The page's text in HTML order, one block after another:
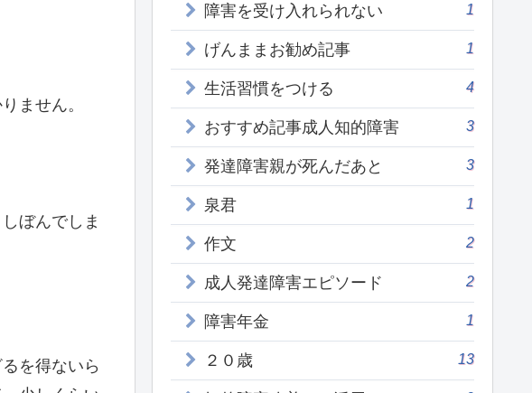
ません。
ぼんでしま
を得ないら
障害を受け入れられない 1
げんままお勧め記事 1
生活習慣をつける 4
おすすめ記事成人知的障害 3
発達障害親が死んだあと 3
泉君 1
作文 2
成人発達障害エピソード 2
障害年金 1
２０歳 13